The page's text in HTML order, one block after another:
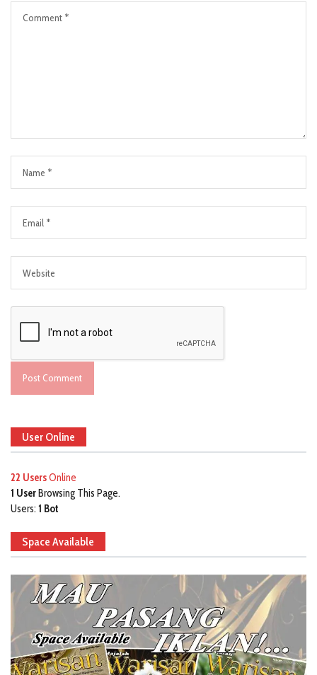
User Online
22 UsersOnline
1 UserBrowsing This Page.
Users: 1 Bot
Space Available